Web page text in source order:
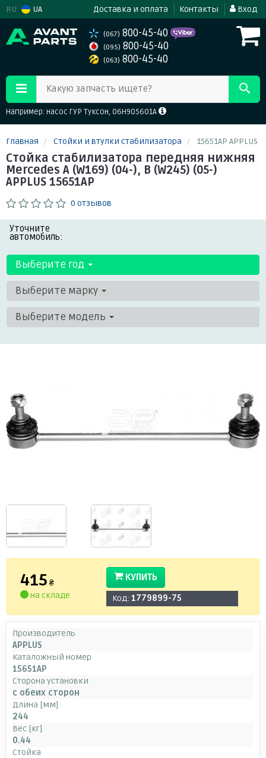
RU UA Доставка и оплата Контакты Вход
(067) 800-45-40
(095) 800-45-40
(063) 800-45-40
Какую запчасть ищете?
Например: насос ГУР Туксон, 06H905601A
Главная Стойки и втулки стабилизатора 15651AP APPLUS
Стойка стабилизатора передняя нижняя
Mercedes A (W169) (04-), B (W245) (05-)
APPLUS 15651AP
0 отзывов
Уточните
автомобиль:
Выберите год
Выберите марку
Выберите модель
415 ₴
на складе
КУПИТЬ
Код: 1779899-75
Производитель
APPLUS
Каталожный номер
15651AP
Сторона установки
с обеих сторон
Длина [мм]
244
Вес [кг]
0.44
Стойка